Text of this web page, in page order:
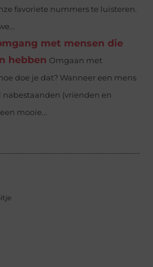
favoriete nummers te luisteren.
met mensen die
hebben Omgaan met
doe je dat? Wanneer een mens
nabestaanden (vrienden en
mooie...